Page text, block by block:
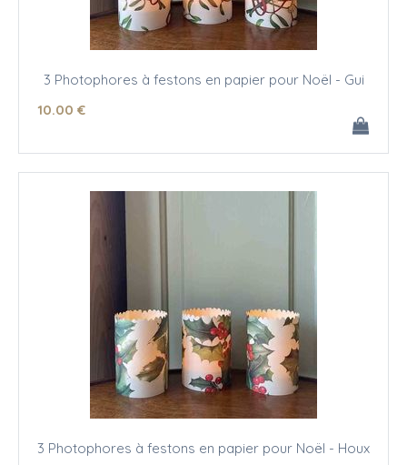
3 Photophores à festons en papier pour Noël - Gui
10.00 €
3 Photophores à festons en papier pour Noël - Houx